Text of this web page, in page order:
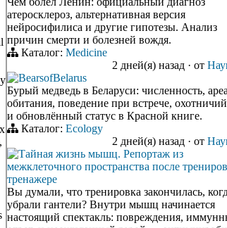
атеросклероз, альтернативная версия
нейросифилиса и другие гипотезы. Анализ
причин смерти и болезней вождя.
Каталог: Medicine
2 дней(я) назад · от
BearsofBelarus
Бурый медведь в Беларуси: численность,
обитания, поведение при встрече, охотничий
и обновлённый статус в Красной книге.
Каталог: Ecology
2 дней(я) назад · от
Тайная жизнь мышц. Репортаж из
межклеточного пространства после
тренажере
Вы думали, что тренировка закончилась,
убрали гантели? Внутри мышц начинается
настоящий спектакль: повреждения,